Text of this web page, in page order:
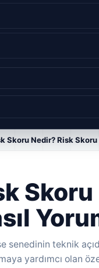
Skoru Nedir? Risk Skoru
senedinin teknik
yardımcı olan